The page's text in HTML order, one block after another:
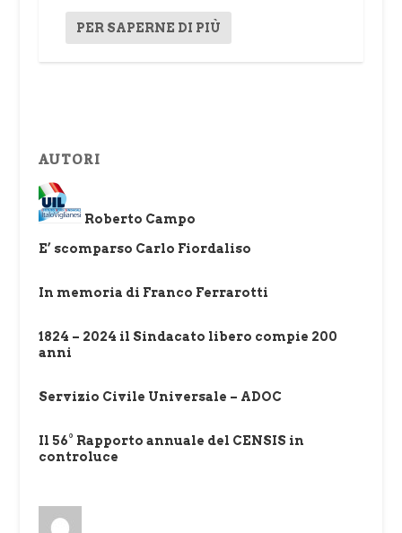
PER SAPERNE DI PIÙ
AUTORI
Roberto Campo
E’ scomparso Carlo Fiordaliso
In memoria di Franco Ferrarotti
1824 – 2024 il Sindacato libero compie 200
anni
Servizio Civile Universale – ADOC
Il 56° Rapporto annuale del CENSIS in
controluce